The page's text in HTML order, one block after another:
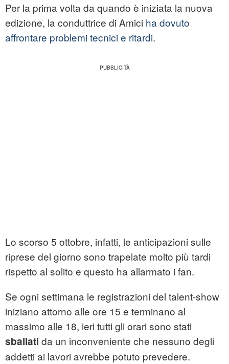
Per la prima volta da quando è iniziata la nuova
edizione, la conduttrice di Amici ha dovuto
affrontare problemi tecnici e ritardi.
Lo scorso 5 ottobre, infatti, le anticipazioni sulle
riprese del giorno sono trapelate molto più tardi
rispetto al solito e questo ha allarmato i fan.
Se ogni settimana le registrazioni del talent-show
iniziano attorno alle ore 15 e terminano al
massimo alle 18, ieri tutti gli orari sono stati
sballati da un inconveniente che nessuno degli
addetti ai lavori avrebbe potuto prevedere.